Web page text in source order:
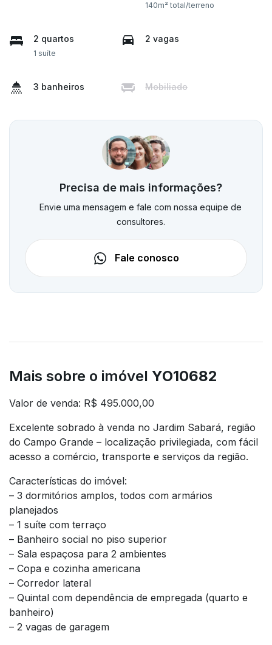
140m² total/terreno
2 quartos
1 suíte
2 vagas
3 banheiros Mobiliado
Precisa de mais informações?
Envie uma mensagem e fale com nossa equipe de
consultores.
Fale conosco
Mais sobre o imóvel YO10682
Valor de venda: R$ 495.000,00
Excelente sobrado à venda no Jardim Sabará, região
do Campo Grande – localização privilegiada, com fácil
acesso a comércio, transporte e serviços da região.
Características do imóvel:
– 3 dormitórios amplos, todos com armários
planejados
– 1 suíte com terraço
– Banheiro social no piso superior
– Sala espaçosa para 2 ambientes
– Copa e cozinha americana
– Corredor lateral
– Quintal com dependência de empregada (quarto e
banheiro)
– 2 vagas de garagem